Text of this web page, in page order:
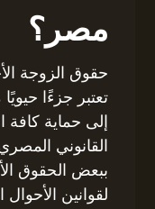
مصر؟
حقوق الزوجة
تعتبر جزءًا
إلى حماية
القانوني
ببعض الحقوق
لقوانين